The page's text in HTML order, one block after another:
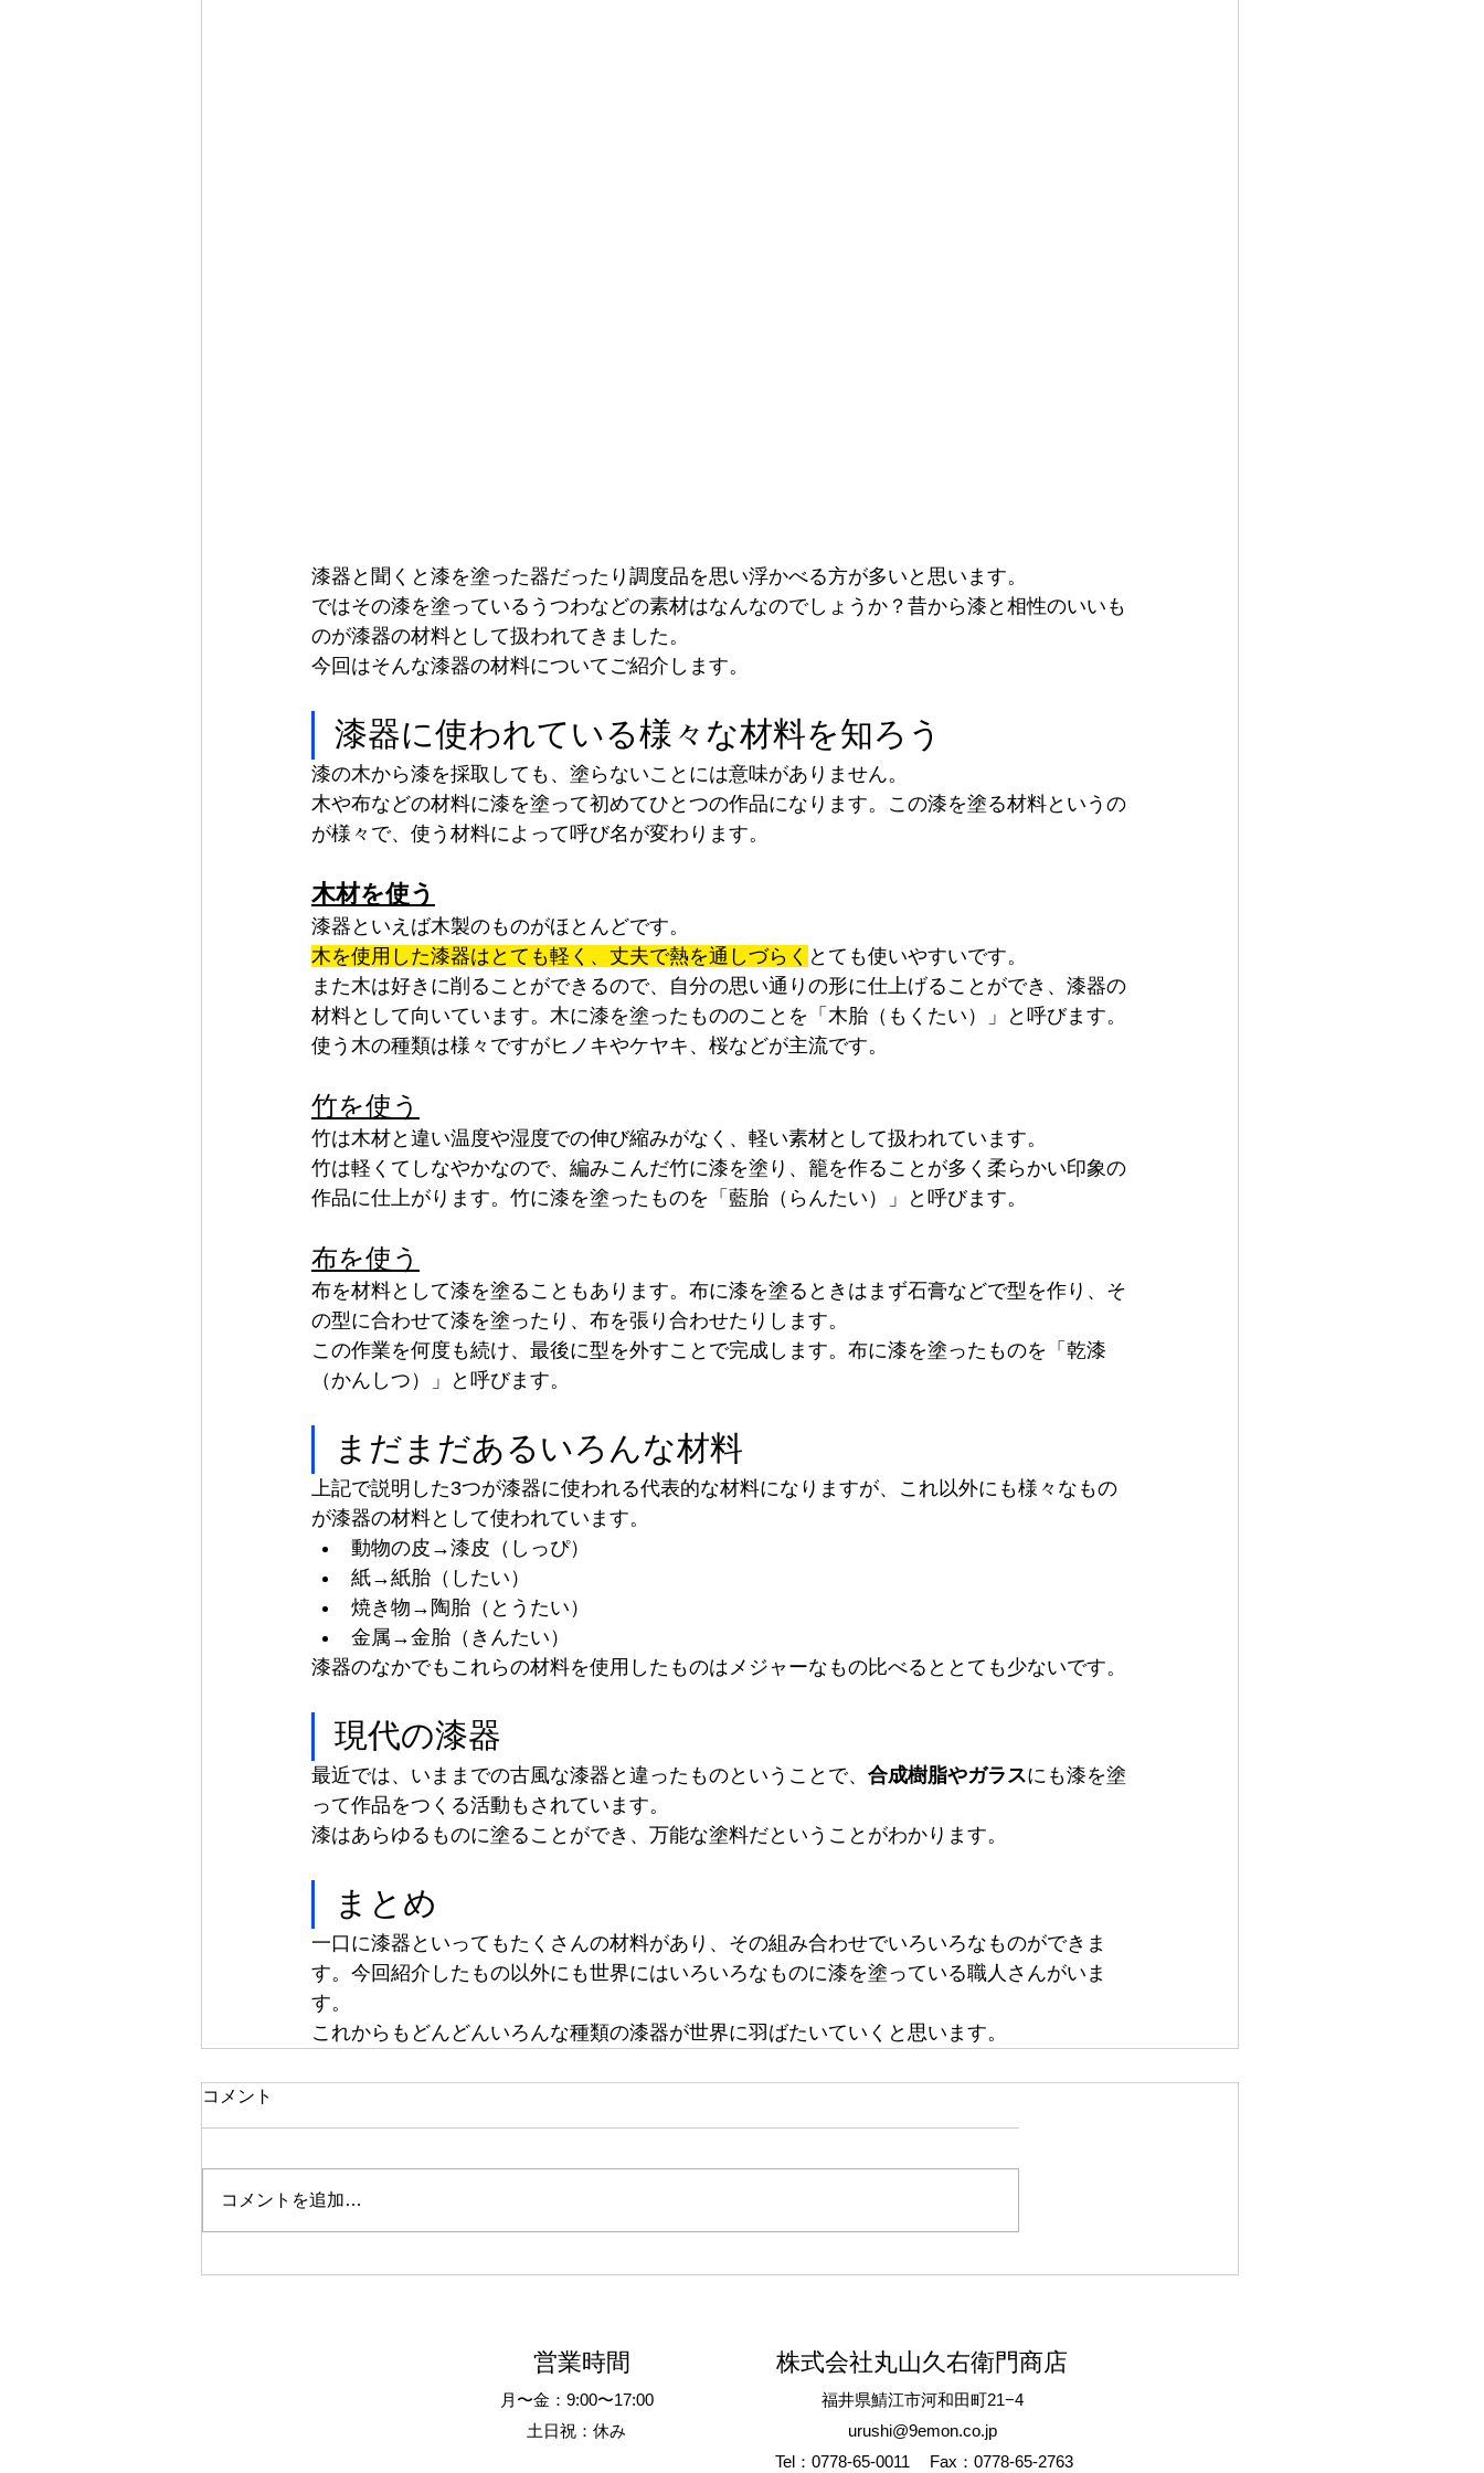
漆器と聞くと漆を塗った器だったり調度品を思い浮かべる方が多いと思います。
ではその漆を塗っているうつわなどの素材はなんなのでしょうか？昔から漆と相性のいいも
のが漆器の材料として扱われてきました。
今回はそんな漆器の材料についてご紹介します。
漆器に使われている様々な材料を知ろう
漆の木から漆を採取しても、塗らないことには意味がありません。
木や布などの材料に漆を塗って初めてひとつの作品になります。この漆を塗る材料というの
が様々で、使う材料によって呼び名が変わります。
木材を使う
漆器といえば木製のものがほとんどです。
木を使用した漆器はとても軽く、丈夫で熱を通しづらく とても使いやすいです。
また木は好きに削ることができるので、自分の思い通りの形に仕上げることができ、漆器の
材料として向いています。木に漆を塗ったもののことを「木胎（もくたい）」と呼びます。
使う木の種類は様々ですがヒノキやケヤキ、桜などが主流です。
竹を使う
竹は木材と違い温度や湿度での伸び縮みがなく、軽い素材として扱われています。
竹は軽くてしなやかなので、編みこんだ竹に漆を塗り、籠を作ることが多く柔らかい印象の
作品に仕上がります。竹に漆を塗ったものを「藍胎（らんたい）」と呼びます。
布を使う
布を材料として漆を塗ることもあります。布に漆を塗るときはまず石膏などで型を作り、そ
の型に合わせて漆を塗ったり、布を張り合わせたりします。
この作業を何度も続け、最後に型を外すことで完成します。布に漆を塗ったものを「乾漆
（かんしつ）」と呼びます。
まだまだあるいろんな材料
上記で説明した3つが漆器に使われる代表的な材料になりますが、これ以外にも様々なもの
が漆器の材料として使われています。
動物の皮→漆皮（しっぴ）
紙→紙胎（したい）
焼き物→陶胎（とうたい）
金属→金胎（きんたい）
漆器のなかでもこれらの材料を使用したものはメジャーなもの比べるととても少ないです。
現代の漆器
最近では、いままでの古風な漆器と違ったものということで、 合成樹脂やガラスにも漆を塗
って作品をつくる活動もされています。
漆はあらゆるものに塗ることができ、万能な塗料だということがわかります。
まとめ
一口に漆器といってもたくさんの材料があり、その組み合わせでいろいろなものができま
す。今回紹介したもの以外にも世界にはいろいろなものに漆を塗っている職人さんがいま
す。
これからもどんどんいろんな種類の漆器が世界に羽ばたいていくと思います。
コメント
コメントを追加…
株式会社丸山久右衛門商店
営業時間
月〜金：9:00〜17:00
土日祝：休み
​福井県鯖江市河和田町21−4
urushi@9emon.co.jp
Tel：0778-65-0011
Fax：0778-65-2763